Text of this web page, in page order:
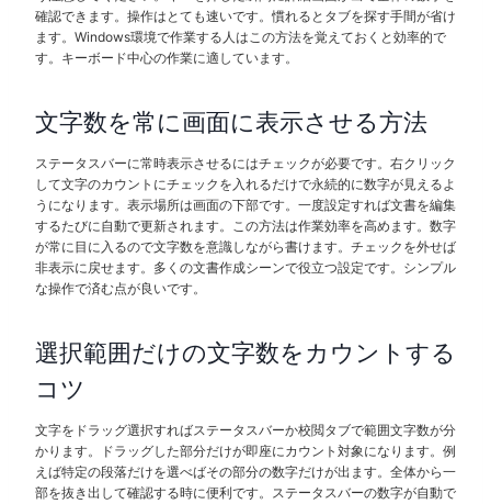
確認できます。操作はとても速いです。慣れるとタブを探す手間が省け
ます。Windows環境で作業する人はこの方法を覚えておくと効率的で
す。キーボード中心の作業に適しています。
文字数を常に画面に表示させる方法
ステータスバーに常時表示させるにはチェックが必要です。右クリック
して文字のカウントにチェックを入れるだけで永続的に数字が見えるよ
うになります。表示場所は画面の下部です。一度設定すれば文書を編集
するたびに自動で更新されます。この方法は作業効率を高めます。数字
が常に目に入るので文字数を意識しながら書けます。チェックを外せば
非表示に戻せます。多くの文書作成シーンで役立つ設定です。シンプル
な操作で済む点が良いです。
選択範囲だけの文字数をカウントする
コツ
文字をドラッグ選択すればステータスバーか校閲タブで範囲文字数が分
かります。ドラッグした部分だけが即座にカウント対象になります。例
えば特定の段落だけを選べばその部分の数字だけが出ます。全体から一
部を抜き出して確認する時に便利です。ステータスバーの数字が自動で